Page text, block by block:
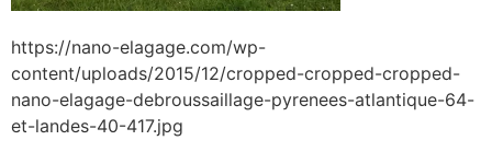
https://nano-elagage.com/wp-
content/uploads/2015/12/cropped-cropped-cropped-
nano-elagage-debroussaillage-pyrenees-atlantique-64-
et-landes-40-417.jpg